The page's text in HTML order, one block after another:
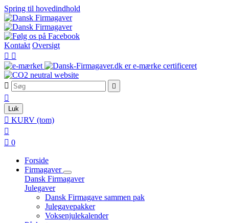
Spring til hovedindhold
Kontakt Oversigt
 
 

Luk
 KURV (tom)

 0
Forside
Firmagaver
Dansk Firmagaver
Julegaver
Dansk Firmagave sammen pak
Julegavepakker
Voksenjulekalender